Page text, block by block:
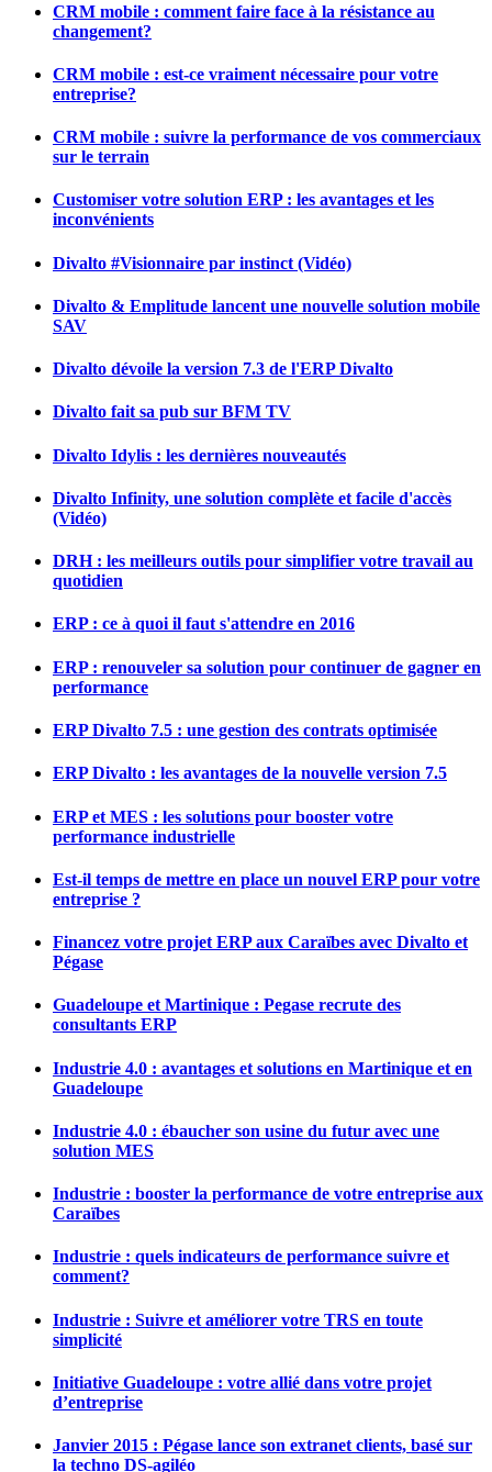
CRM mobile : comment faire face à la résistance au
changement?
CRM mobile : est-ce vraiment nécessaire pour votre
entreprise?
CRM mobile : suivre la performance de vos commerciaux
sur le terrain
Customiser votre solution ERP : les avantages et les
inconvénients
Divalto #Visionnaire par instinct (Vidéo)
Divalto & Emplitude lancent une nouvelle solution mobile
SAV
Divalto dévoile la version 7.3 de l'ERP Divalto
Divalto fait sa pub sur BFM TV
Divalto Idylis : les dernières nouveautés
Divalto Infinity, une solution complète et facile d'accès
(Vidéo)
DRH : les meilleurs outils pour simplifier votre travail au
quotidien
ERP : ce à quoi il faut s'attendre en 2016
ERP : renouveler sa solution pour continuer de gagner en
performance
ERP Divalto 7.5 : une gestion des contrats optimisée
ERP Divalto : les avantages de la nouvelle version 7.5
ERP et MES : les solutions pour booster votre
performance industrielle
Est-il temps de mettre en place un nouvel ERP pour votre
entreprise ?
Financez votre projet ERP aux Caraïbes avec Divalto et
Pégase
Guadeloupe et Martinique : Pegase recrute des
consultants ERP
Industrie 4.0 : avantages et solutions en Martinique et en
Guadeloupe
Industrie 4.0 : ébaucher son usine du futur avec une
solution MES
Industrie : booster la performance de votre entreprise aux
Caraïbes
Industrie : quels indicateurs de performance suivre et
comment?
Industrie : Suivre et améliorer votre TRS en toute
simplicité
Initiative Guadeloupe : votre allié dans votre projet
d’entreprise
Janvier 2015 : Pégase lance son extranet clients, basé sur
la techno DS-agiléo